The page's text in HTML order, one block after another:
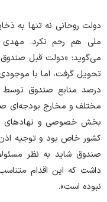
دولت روحانی نه‌ تنها به
ملی هم رحم نکرد. مهدی
درصد منابع صندوق توسط
بخش خصوصی و نهاد‌های
کشور خاص بود و توجیه اذن
صندوق شاید به نظر
داشت که این اقدام
نبوده است».